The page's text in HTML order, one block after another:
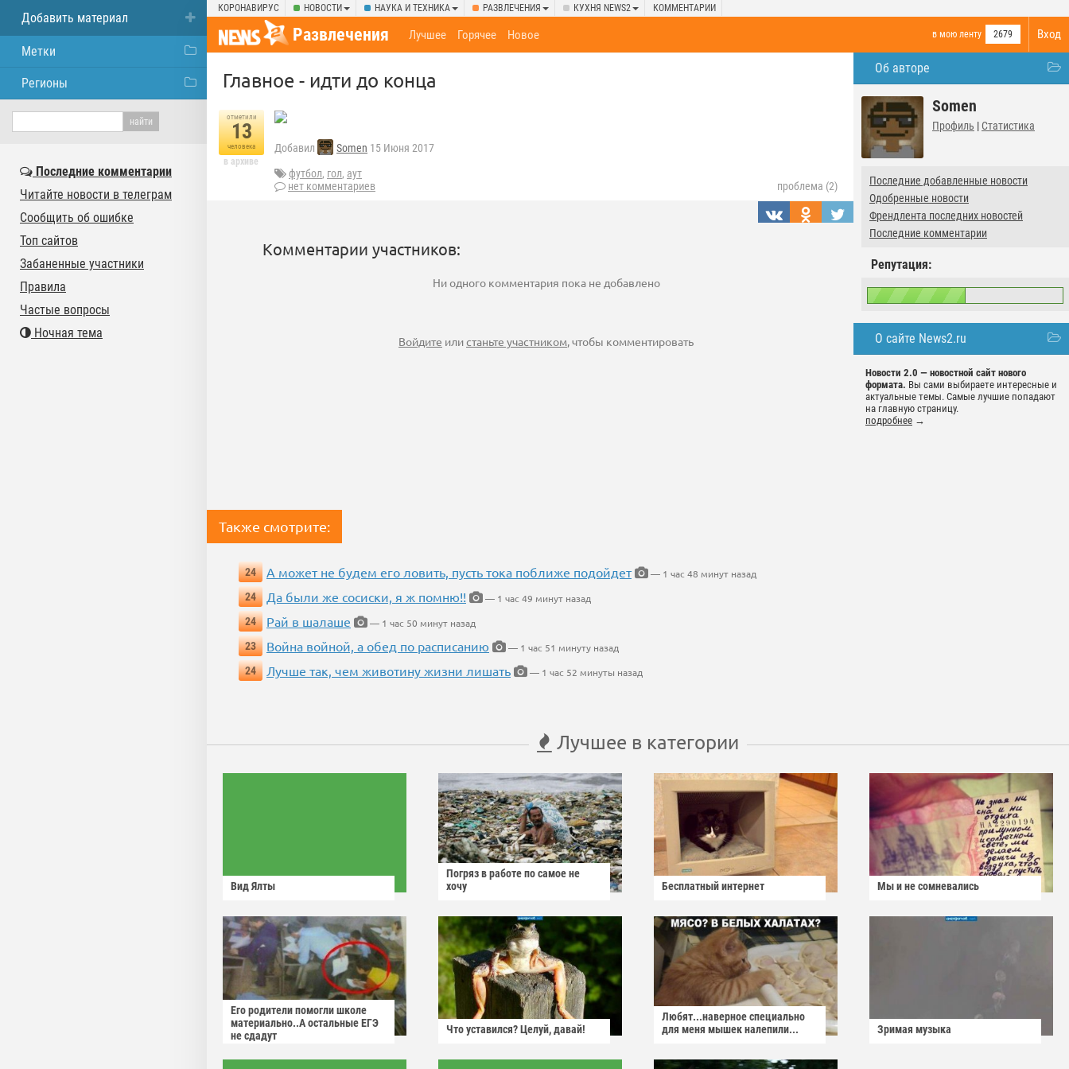
КОРОНАВИРУС НОВОСТИ НАУКА И ТЕХНИКА РАЗВЛЕЧЕНИЯ КУХНЯ NEWS2 КОММЕНТАРИИ
Вход
Развлечения в мою ленту 2679
Лучшее Горячее Новое
Об авторе
Somen
Профиль | Статистика
Последние добавленные новости
Одобренные новости
Френдлента последних новостей
Последние комментарии
Репутация:
О сайте News2.ru
Новости 2.0 — новостной сайт нового
формата. Вы сами выбираете интересные и
актуальные темы. Самые лучшие попадают
на главную страницу.
подробнее →
Главное - идти до конца
отметили
13
человека
в архиве
Добавил Somen 15 Июня 2017
футбол, гол, аут
нет комментариев
проблема (2)
Комментарии участников:
Ни одного комментария пока не добавлено
Войдите илистаньте участником, чтобы комментировать
Также смотрите:
24 А может не будем его ловить, пусть тока поближе подойдет
— 1 час 48 минут назад
24
Да были же сосиски, я ж помню!!
— 1 час 49 минут назад
24
Рай в шалаше
— 1 час 50 минут назад
23
Война войной, а обед по расписанию
— 1 час 51 минуту назад
24
Лучше так, чем животину жизни лишать — 1 час 52 минуты назад
Лучшее в категории
Вид Ялты
Погряз в работе по самое не
хочу
Бесплатный интернет Мы и не сомневались
Его родители помогли школе
материально..А остальные ЕГЭ
не сдадут
Что уставился? Целуй, давай!
Любят...наверное специально
для меня мышек налепили...
Зримая музыка
Добавить материал
Метки
Регионы
Последние комментарии
Читайте новости в телеграм
Сообщить об ошибке
Топ сайтов
Забаненные участники
Правила
Частые вопросы
Ночная тема